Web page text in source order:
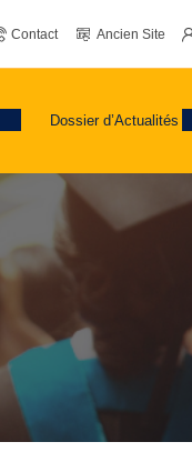
Contact Ancien Site
Dossier d’Actualités